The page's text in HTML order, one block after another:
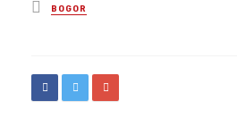
Posted
in
BOGOR